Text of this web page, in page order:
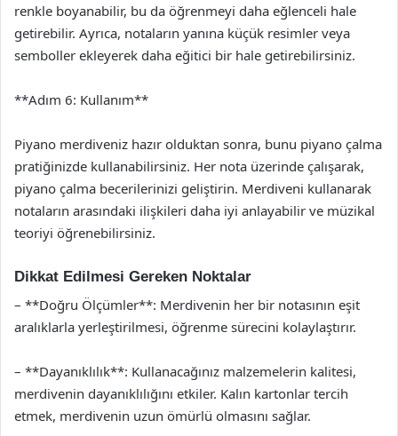
renkle boyanabilir, bu da öğrenmeyi daha eğlenceli hale
getirebilir. Ayrıca, notaların yanına küçük resimler veya
semboller ekleyerek daha eğitici bir hale getirebilirsiniz.
**Adım 6: Kullanım**
Piyano merdiveniz hazır olduktan sonra, bunu piyano çalma
pratiğinizde kullanabilirsiniz. Her nota üzerinde çalışarak,
piyano çalma becerilerinizi geliştirin. Merdiveni kullanarak
notaların arasındaki ilişkileri daha iyi anlayabilir ve müzikal
teoriyi öğrenebilirsiniz.
Dikkat Edilmesi Gereken Noktalar
– **Doğru Ölçümler**: Merdivenin her bir notasının eşit
aralıklarla yerleştirilmesi, öğrenme sürecini kolaylaştırır.
– **Dayanıklılık**: Kullanacağınız malzemelerin kalitesi,
merdivenin dayanıklılığını etkiler. Kalın kartonlar tercih
etmek, merdivenin uzun ömürlü olmasını sağlar.